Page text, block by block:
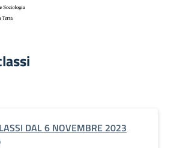
DAL 6 NOVEMBRE 2023